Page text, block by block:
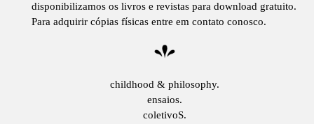
disponibilizamos os livros e revistas para download gratuito.
Para adquirir cópias físicas entre em contato conosco.
childhood & philosophy.
ensaios.
coletivoS.